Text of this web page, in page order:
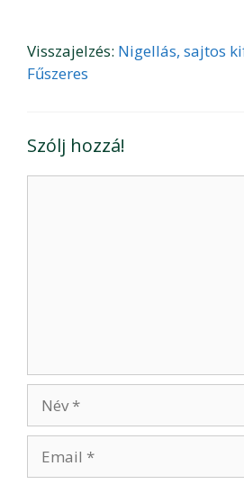
Visszajelzés: Nigellás, sajtos
Fűszeres
Szólj hozzá!